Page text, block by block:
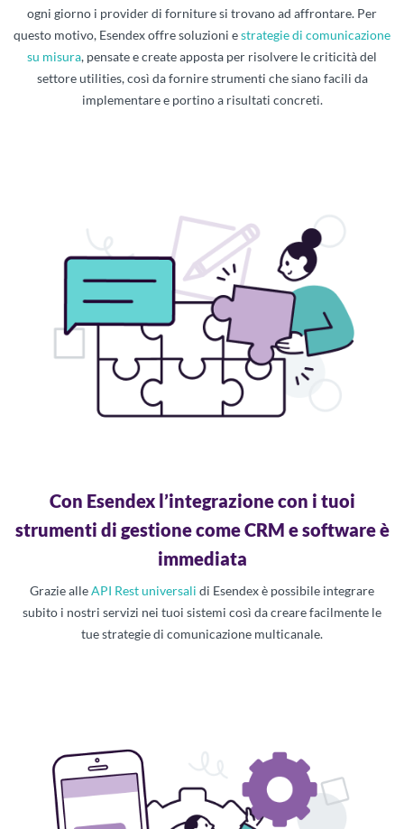
ogni giorno i provider di forniture si trovano ad affrontare. Per
questo motivo, Esendex offre soluzioni estrategie di comunicazione
su misura, pensate e create apposta per risolvere le criticità del
settore utilities, così da fornire strumenti che siano facili da
implementare e portino a risultati concreti.
Con Esendex l’integrazione con i tuoi
strumenti di gestione come CRM e software è
immediata
Grazie alleAPI Rest universali di Esendex è possibile integrare
subito i nostri servizi nei tuoi sistemi così da creare facilmente le
tue strategie di comunicazione multicanale.